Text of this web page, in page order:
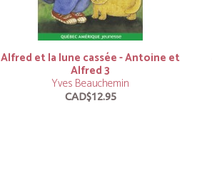
Alfred et la lune cassée - Antoine et
Alfred 3
Yves Beauchemin
CAD$12.95